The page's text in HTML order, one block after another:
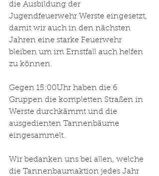
die Ausbildung der
Jugendfeuerwehr Werste eingesetzt,
damit wir auch in den nächsten
Jahren eine starke Feuerwehr
bleiben um im Ernstfall auch helfen
zu können.
Gegen 15:00Uhr haben die 6
Gruppen die kompletten Straßen in
Werste durchkämmt und die
ausgedienten Tannenbäume
eingesammelt.
Wir bedanken uns bei allen, welche
die Tannenbaumaktion jedes Jahr